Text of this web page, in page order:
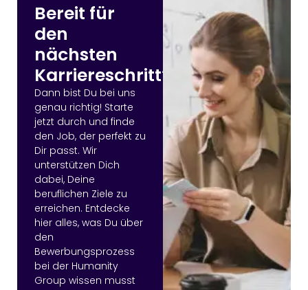
Bereit für
den
nächsten
Karriereschritt?
Dann bist Du bei uns
genau richtig! Starte
jetzt durch und finde
den Job, der perfekt zu
Dir passt. Wir
unterstützen Dich
dabei, Deine
beruflichen Ziele zu
erreichen. Entdecke
hier alles, was Du über
den
Bewerbungsprozess
bei der Humanity
Group wissen musst